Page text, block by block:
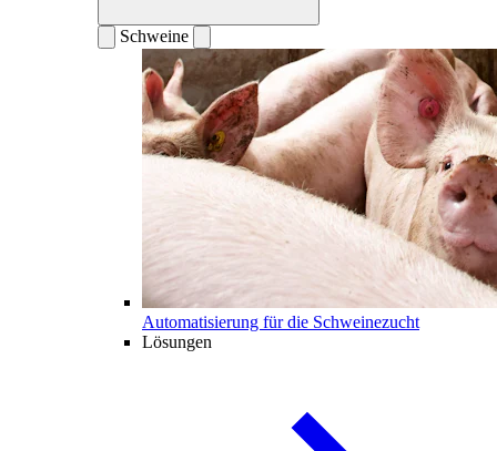
Schweine
Automatisierung für die Schweinezucht
Lösungen